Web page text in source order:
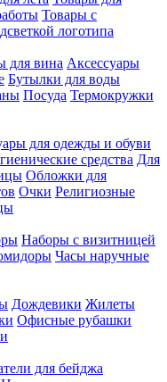
Товары с
логотипа
для вина Аксессуары
Бутылки для воды
Посуда Термокружки
для одежды и обуви
средства Для
Обложки для
Очки Религиозные
Наборы с визитницей
Часы наручные
Дождевики Жилеты
Офисные рубашки
для бейджа